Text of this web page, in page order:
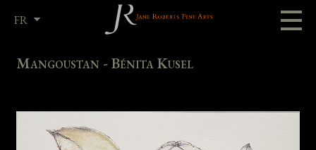
FR
Mangoustan - Bénita Kusel